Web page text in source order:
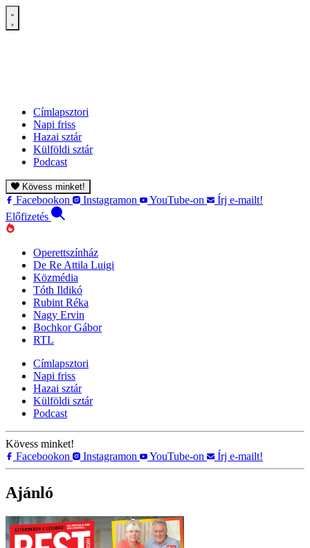
Címlapsztori
Napi friss
Hazai sztár
Külföldi sztár
Podcast
Kövess minket!
Facebookon Instagramon YouTube-on
Írj e-mailt!
Előfizetés
Operettszínház
De Re Attila Luigi
Közmédia
Tóth Ildikó
Rubint Réka
Nagy Ervin
Bochkor Gábor
RTL
Címlapsztori
Napi friss
Hazai sztár
Külföldi sztár
Podcast
Kövess minket!
Facebookon
Instagramon YouTube-on Írj e-mailt!
Ajánló